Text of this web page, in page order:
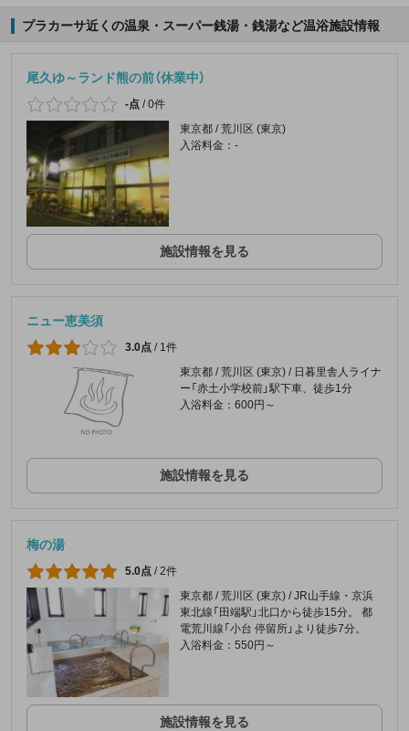
プラカーサ近くの温泉・スーパー銭湯・銭湯など温浴施設情報
尾久ゆ～ランド熊の前（休業中）
-点 /0件
東京都 / 荒川区 (東京)
入浴料金：-
施設情報を見る
ニュー恵美須
3.0点 / 1件
東京都 / 荒川区 (東京) / 日暮里舎人ライナ
ー「赤土小学校前」駅下車、徒歩1分
入浴料金：600円～
施設情報を見る
梅の湯
5.0点 /2件
東京都 / 荒川区 (東京) / JR山手線・京浜
東北線「田端駅」北口から徒歩15分。 都
電荒川線「小台 停留所」より徒歩7分。
入浴料金：550円～
施設情報を見る